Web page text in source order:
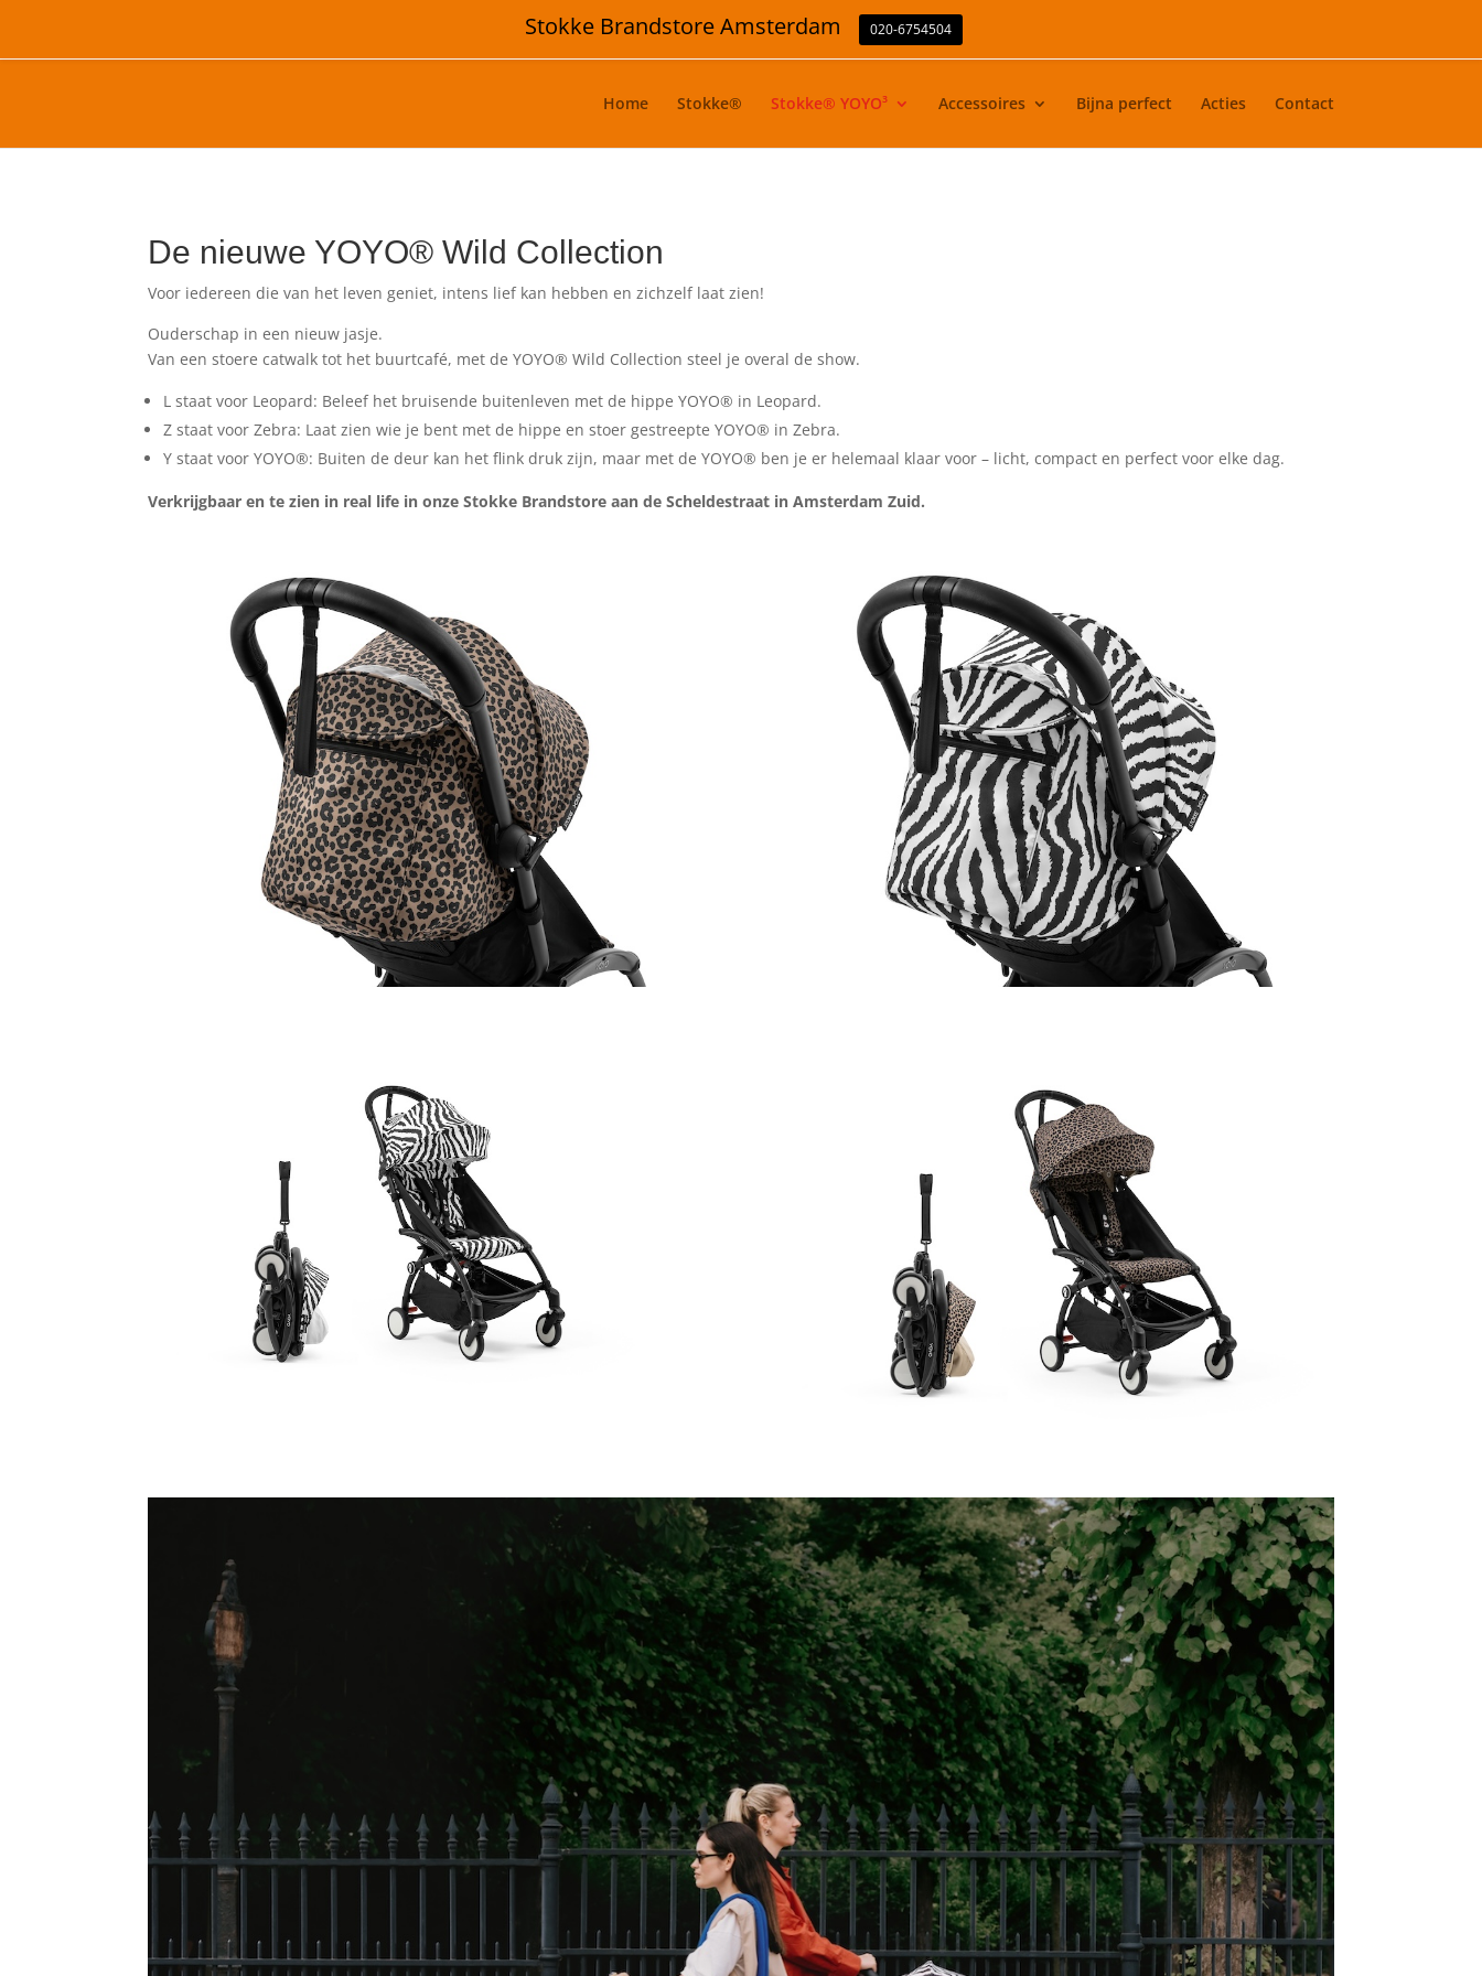
Home Stokke® Stokke® YOYO³ Accessoires Bijna perfect Acties Contact
De nieuwe YOYO® Wild Collection
Voor iedereen die van het leven geniet, intens lief kan hebben en zichzelf laat zien!
Ouderschap in een nieuw jasje.
Van een stoere catwalk tot het buurtcafé, met de YOYO® Wild Collection steel je overal de show.
L staat voor Leopard: Beleef het bruisende buitenleven met de hippe YOYO® in Leopard.
Z staat voor Zebra: Laat zien wie je bent met de hippe en stoer gestreepte YOYO® in Zebra.
Y staat voor YOYO®: Buiten de deur kan het flink druk zijn, maar met de YOYO® ben je er helemaal klaar voor – licht, compact en perfect voor elke dag.
Verkrijgbaar en te zien in real life in onzeStokke Brandstore aan de Scheldestraat in Amsterdam Zuid.
Stokke Brandstore Amsterdam 020-6754504